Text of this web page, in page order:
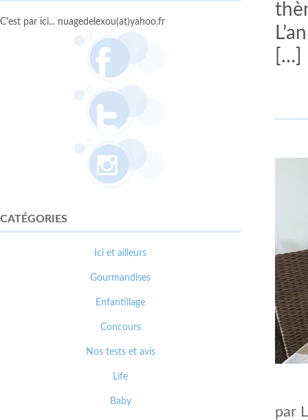
[…]
par
C'est par ici... nuagedelexou(at)yahoo.fr
CATÉGORIES
Ici et ailleurs
Gourmandises
Enfantillage
Concours
Nos tests et avis
Life
Baby